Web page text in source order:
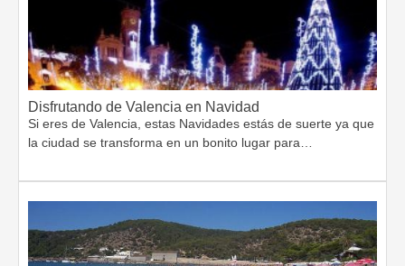
Disfrutando de Valencia en Navidad
Si eres de Valencia, estas Navidades estás de suerte ya que
la ciudad se transforma en un bonito lugar para…